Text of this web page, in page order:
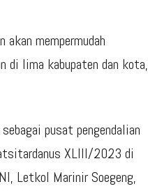
mempermudah
di lima kabupaten dan kota,
pusat pengendalian
XLIII/2023 di
Letkol Marinir Soegeng,